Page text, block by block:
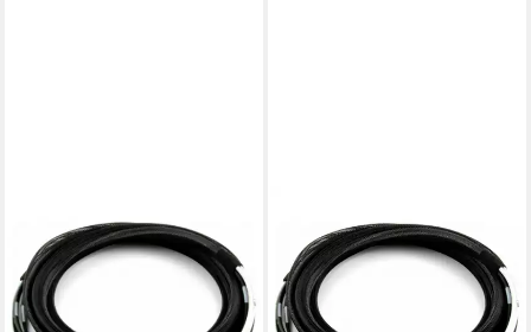
Wittenberg Antennen LTE
GPS Poly-103531 SMA-
Adapter - 3 m 1 St. Adapter,
300.00 cm
Wittenberg Antennen LTE
GPS Poly-103532 SMA-
Adapter - 5 m 1 St. Adapter,
500.00 cm